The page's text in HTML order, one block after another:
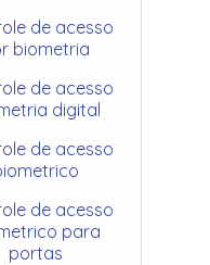
de acesso
biometria
de acesso
digital
de acesso
de acesso
para
portas